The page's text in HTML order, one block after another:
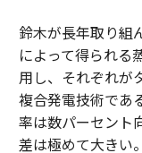
鈴木が長年取り組
によって得られる
用し、それぞれが
複合発電技術であ
率は数パーセント
差は極めて大きい